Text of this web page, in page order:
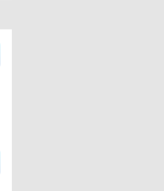
- KAMI PT. NURHADI